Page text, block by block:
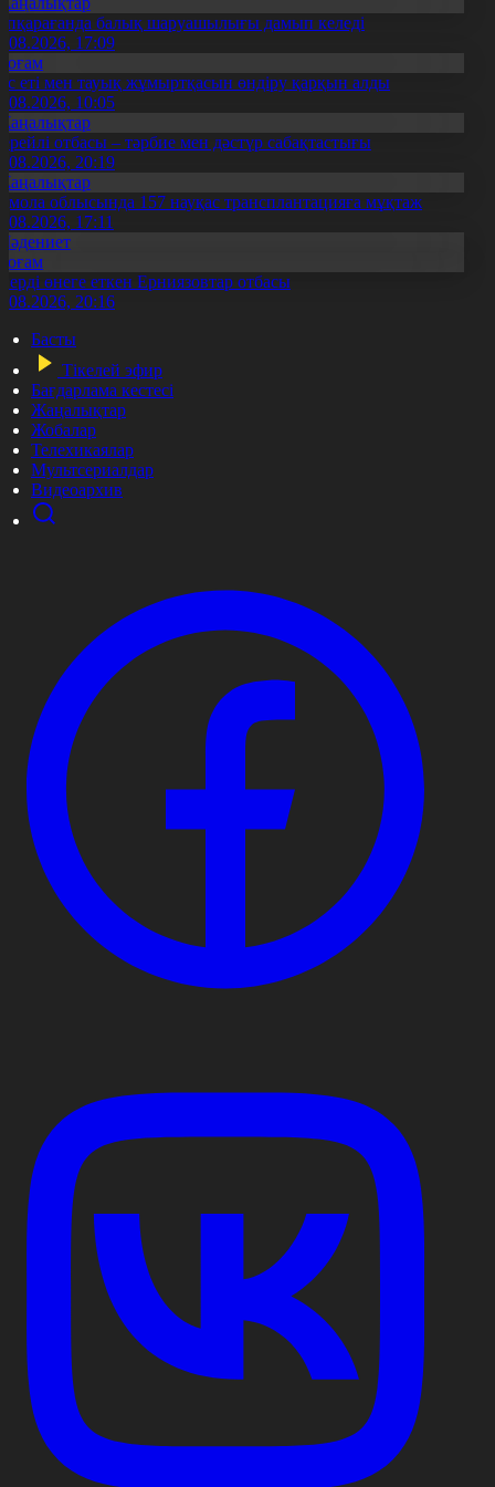
балық шаруашылығы дамып келеді
17:09
еті мен тауық жұмыртқасын өндіру қарқын алды
10:05
отбасы – тәрбие мен дәстүр сабақтастығы
20:19
облысында 157 науқас трансплантацияға мұқтаж
17:11
өнеге еткен Ерниязовтар отбасы
20:16
Басты
Тікелей эфир
Бағдарлама кестесі
Жаңалықтар
Жобалар
Телехикаялар
Мультсериалдар
Видеоархив